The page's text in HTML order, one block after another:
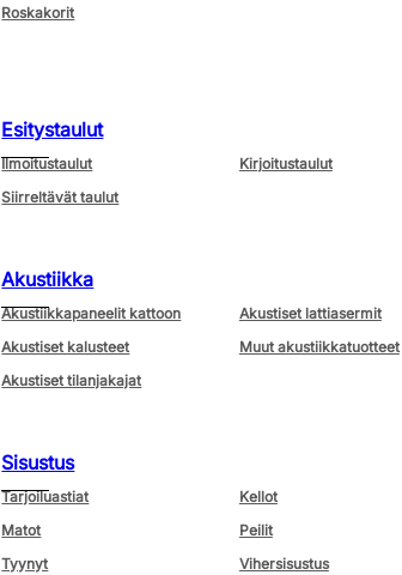
Roskakorit
Esitystaulut
Ilmoitustaulut Kirjoitustaulut
Siirreltävät taulut
Akustiikka
Akustiikkapaneelit kattoon Akustiset lattiasermit
Akustiset kalusteet
Muut akustiikkatuotteet
Akustiset tilanjakajat
Sisustus
Tarjoiluastiat Kellot
Matot
Peilit
Tyynyt
Vihersisustus